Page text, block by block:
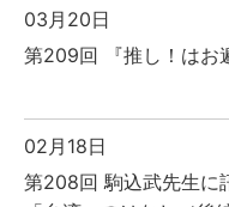
03月20日
第209回 『推し！はお
02月18日
第208回 駒込武先生